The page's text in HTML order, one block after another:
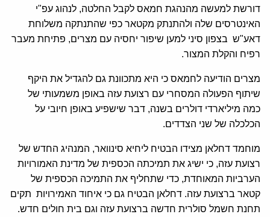
דורשת למעשה מהנהגת חמאס לקבל החלטה, לנהוג עפ"י
האינטרסים שלה ולהתנתק מקטאר כפי שהתנתקה משלוחת
דאע"ש בצפון סיני למען שיפור יחסיה עם מצרים, פתיחת מעבר
רפיח והקלת המצור.
מצרים הודיעה לחמאס כי היא מתכוונת גם להגדיל את היקף
שיתוף הפעולה המסחרי עם רצועת עזה באופן משמעותי של
כמה מיליארדי דולרים בשנה, דבר שישפיע באופן חיובי על
הכלכלה של שני הצדדים.
מוחמד דחלאן מצידו הבטיח ליחיא סינוואר, המנהיג החדש של
רצועת עזה, כי ישיג את תמיכתה הכספית של מדינת האמורויות
הערביות המאוחדת, כדי שתחליף את התמיכה הכספית של
קטאר ברצועת עזה. דחלאן הבטיח גם כי איחוד האמירויות תקים
תחנת חשמל סולרית חדשה ברצועת עזה וגם בית חולים חדש.